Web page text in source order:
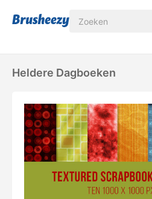
Heldere Dagboeken